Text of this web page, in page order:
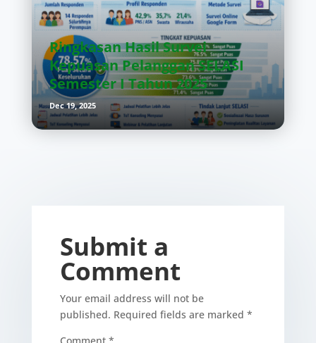
Ringkasan Hasil Survei
Kepuasan Pelanggan SELASI
Semester I Tahun 2025
Dec 19, 2025
Submit a
Comment
Your email address will not be
published. Required fields are marked *